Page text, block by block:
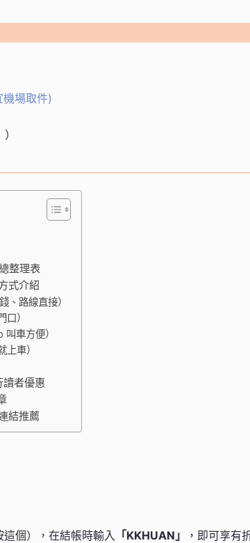
場取件)
整理表
式介紹
、路線直接）
口）
車方便）
上車）
者優惠
結推薦
這個），在結帳時輸入 「KKHUAN」
，即可享有